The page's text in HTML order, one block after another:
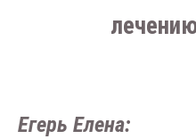
Егерь Елена: